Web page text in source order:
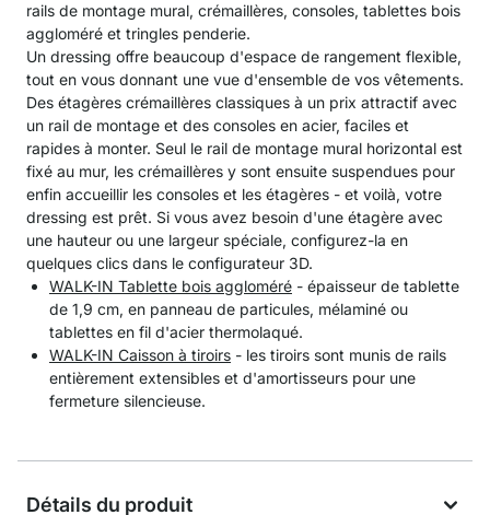
rails de montage mural, crémaillères, consoles, tablettes bois
aggloméré et tringles penderie.
Un dressing offre beaucoup d'espace de rangement flexible,
tout en vous donnant une vue d'ensemble de vos vêtements.
Des étagères crémaillères classiques à un prix attractif avec
un rail de montage et des consoles en acier, faciles et
rapides à monter. Seul le rail de montage mural horizontal est
fixé au mur, les crémaillères y sont ensuite suspendues pour
enfin accueillir les consoles et les étagères - et voilà, votre
dressing est prêt. Si vous avez besoin d'une étagère avec
une hauteur ou une largeur spéciale, configurez-la en
quelques clics dans le configurateur 3D.
WALK-IN Tablette bois aggloméré - épaisseur de tablette
de 1,9 cm, en panneau de particules, mélaminé ou
tablettes en fil d'acier thermolaqué.
WALK-IN Caisson à tiroirs - les tiroirs sont munis de rails
entièrement extensibles et d'amortisseurs pour une
fermeture silencieuse.
Détails du produit